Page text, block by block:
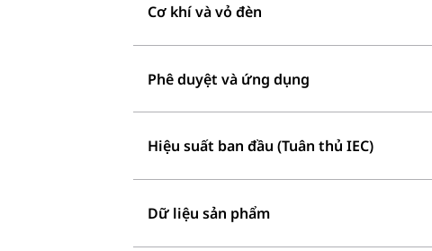
Cơ khí và vỏ đèn
Phê duyệt và ứng dụng
Hiệu suất ban đầu (Tuân thủ IEC)
Dữ liệu sản phẩm